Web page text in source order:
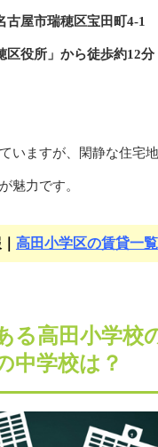
古屋市瑞穂区宝田町4-1
区役所」から徒歩約12分
いますが、閑静な住宅
魅力です。
高田小学区の賃貸一覧
る高田小学校
中学校は？